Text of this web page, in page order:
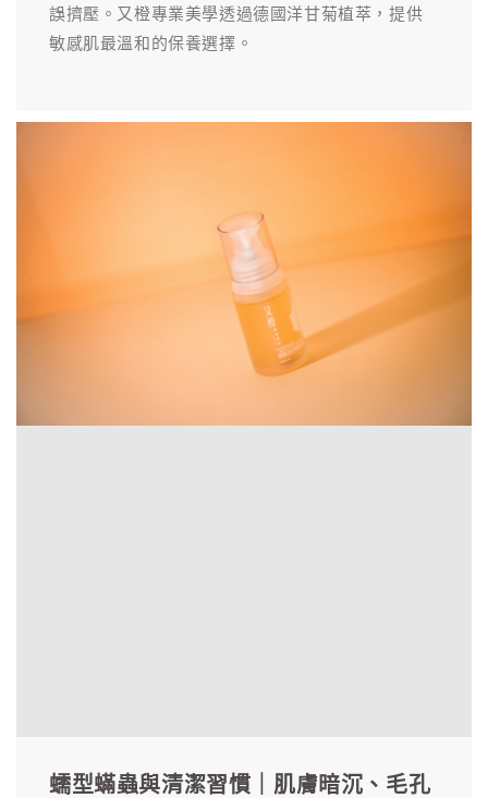
誤擠壓。又橙專業美學透過德國洋甘菊植萃，提供
敏感肌最溫和的保養選擇。
蠕型蟎蟲與清潔習慣｜肌膚暗沉、毛孔